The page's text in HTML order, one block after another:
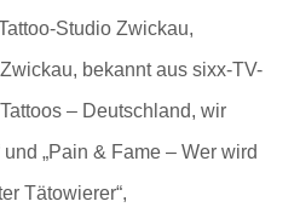
Studio Zwickau,
bekannt aus sixx-TV-
– Deutschland, wir
„Pain & Fame – Wer wird
Tätowierer“,